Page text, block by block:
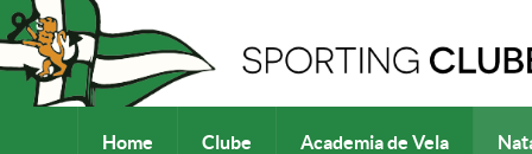
Home Clube Academia de Vela